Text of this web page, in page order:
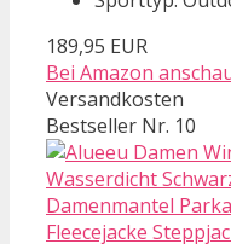
189,95 EUR
Bei Amazon
Versandkosten
Bestseller Nr. 10